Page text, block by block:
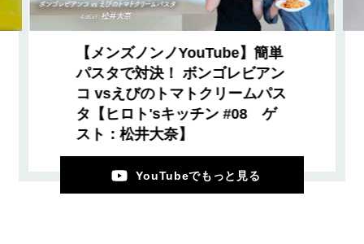
【メンズノンノYouTube】簡単
パスタで対決！ ボンゴレビアン
コ vsえびのトマトクリームパス
タ【ヒロト'sキッチン #08 ゲ
スト：松井大奈】
YouTubeでもっと見る